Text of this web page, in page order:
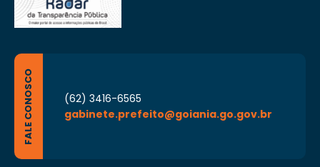
FALE CONOSCO
(62) 3416-6565
gabinete.prefeito@goiania.go.gov.br